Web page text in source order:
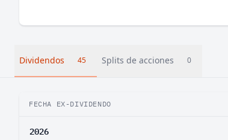
Dividendos 45 Splits de acciones 0
FECHA EX-DIVIDENDO
2026